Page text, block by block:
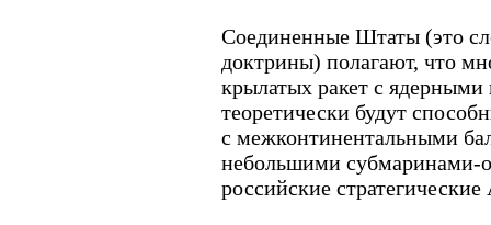
Соединенные Штаты (это
доктрины) полагают, что
крылатых ракет с
теоретически будут
с межконтинентальными
небольшими субмаринами-
российские